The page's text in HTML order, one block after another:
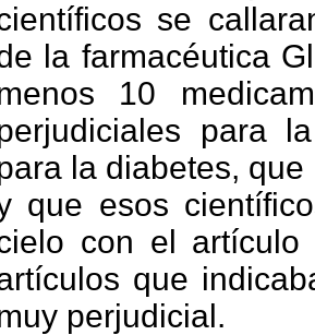
se
la farmacéutica
10
para
la diabetes,
que esos
con el
que
perjudicial.